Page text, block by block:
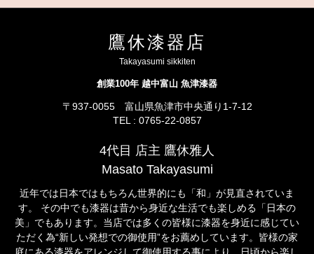
鷹休漆器店
Takayasumi sikkiten
創業100年 越中富山 魚津漆器
〒937-0055 富山県魚津市中央通り1-7-12
TEL : 0765-22-0857
4代目 店主 鷹休雅人
Masato Takayasumi
近年では日本ではもちろん世界的にも「和」が見直されていま
す。 その中でも漆器は昔から身近な生活でも楽しめる「日本の
美」でもあります。当店では多くの皆様に漆器を身近に感じてい
ただく為“新しい発想での御使用”をお薦めしています。皆様の家